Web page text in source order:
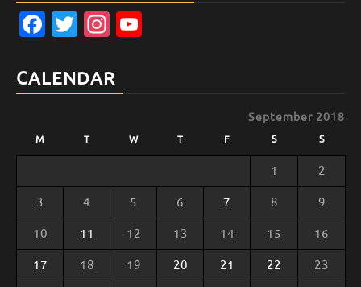
Facebook
TwitterInstagram
CALENDAR
September 2018
M T W T F S S
1 2
3 4 5 6 7 8 9
10 11 12 13 14 15 16
17 18 19 20 21 22 23